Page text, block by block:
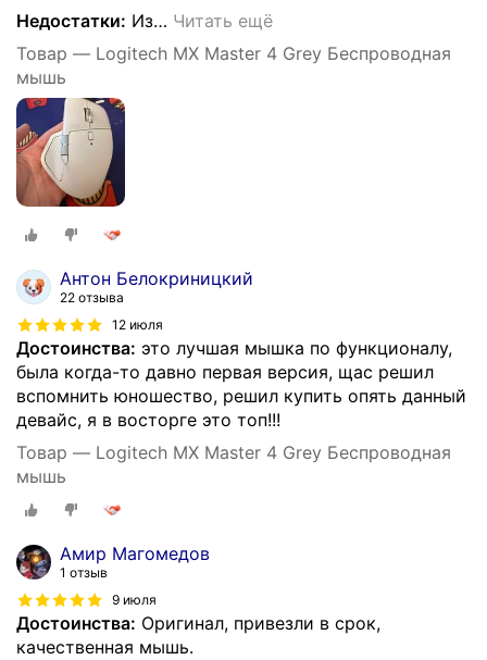
Недостатки: Из… Читать ещё
Товар — Logitech MX Master 4 Grey Беспроводная
мышь
Антон Белокриницкий
22 отзыва
12 июля
Достоинства: это лучшая мышка по функционалу,
была когда-то давно первая версия, щас решил
вспомнить юношество, решил купить опять данный
девайс, я в восторге это топ!!!
Товар — Logitech MX Master 4 Grey Беспроводная
мышь
Амир Магомедов
1 отзыв
9 июля
Достоинства: Оригинал, привезли в срок,
качественная мышь.